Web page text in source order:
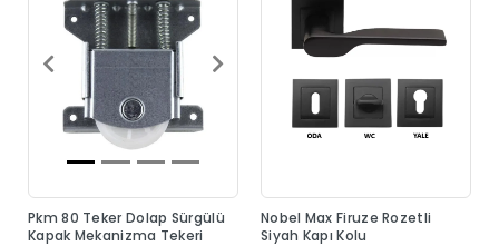
Pkm 80 Teker Dolap Sürgülü
Kapak Mekanizma Tekeri
Nobel Max Firuze Rozetli
Siyah Kapı Kolu